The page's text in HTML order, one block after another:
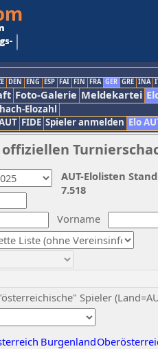
DEN ENG ESP FAI FIN FRA GER GRE INA
Foto-Galerie Meldekartei
Elozahl
FIDE Spieler anmelden Elo
Vorname
Spieler
Burgenland
AUT-Elolisten
7.518